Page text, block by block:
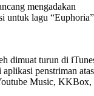
mengadakan
untuk lagu
dimuat turun di
penstriman
Music, KKBox,